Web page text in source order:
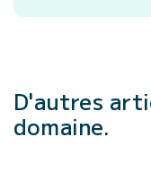
D'autres
domaine.